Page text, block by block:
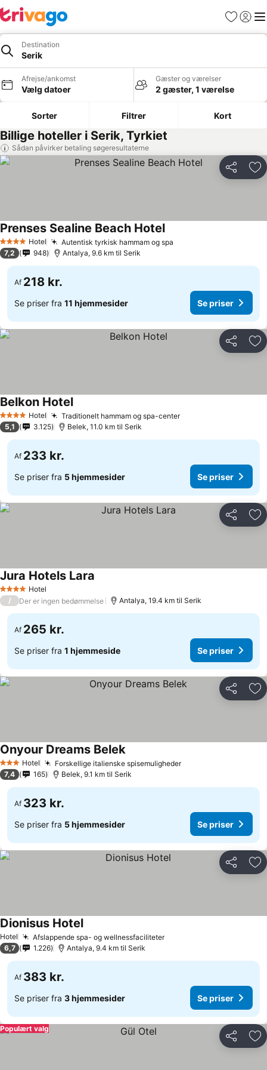
Favoritter
Log ind
Destination
Serik
Afrejse/ankomst
Vælg datoer
Gæster og værelser
2 gæster, 1 værelse
Sorter Filtrer Kort
Billige hoteller i Serik, Tyrkiet
Sådan påvirker betaling søgeresultaterne
Del
4 StjernerHotel Autentisk tyrkisk hammam og spa
Prenses Sealine Beach Hotel
7,2 948 Antalya, 9.6 km til Serik
Af 218 kr.
Se priser fra 11 hjemmesider Se priser
Del
4 StjernerHotel Traditionelt hammam og spa-center
Belkon Hotel
5,1 3.125 Belek, 11.0 km til Serik
Af 233 kr.
Se priser fra 5 hjemmesider Se priser
Del
4 StjernerHotel
Jura Hotels Lara
/ Der er ingen bedømmelse Antalya, 19.4 km til Serik
Af 265 kr.
Se priser fra 1 hjemmeside Se priser
Del
3 StjernerHotel Forskellige italienske spisemuligheder
Onyour Dreams Belek
7,4 165 Belek, 9.1 km til Serik
Af 323 kr.
Se priser fra 5 hjemmesider Se priser
Del
Hotel Afslappende spa- og wellnessfaciliteter
Dionisus Hotel
6,7 1.226 Antalya, 9.4 km til Serik
Af 383 kr.
Se priser fra 3 hjemmesider Se priser
Del
Populært valg